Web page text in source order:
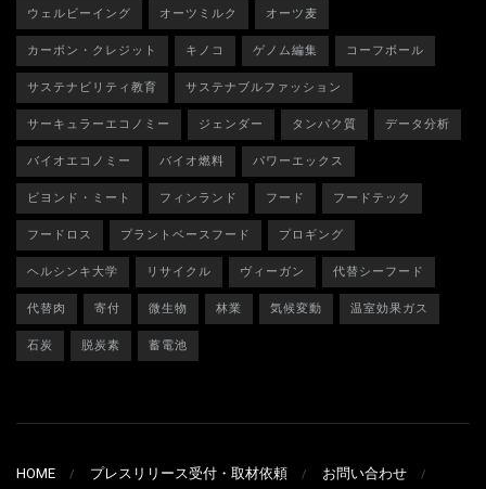
ウェルビーイング
オーツミルク
オーツ麦
カーボン・クレジット
キノコ ゲノム編集
コーフボール
サステナビリティ教育
サステナブルファッション
サーキュラーエコノミー
ジェンダー タンパク質
データ分析
バイオエコノミー
バイオ燃料
パワーエックス
ビヨンド・ミート
フィンランド フード
フードテック
フードロス
プラントベースフード
プロギング
ヘルシンキ大学
リサイクル ヴィーガン
代替シーフード
代替肉
寄付 微生物 林業 気候変動
温室効果ガス
石炭
脱炭素 蓄電池
HOME プレスリリース受付・取材依頼
お問い合わせ